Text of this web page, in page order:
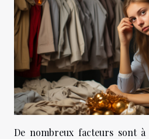
De nombreux facteurs sont